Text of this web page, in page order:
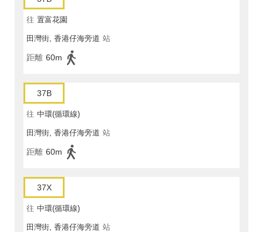
往 置富花園
田灣街, 香港仔海旁道 站
距離 60m
37B
往 中環(循環線)
田灣街, 香港仔海旁道 站
距離 60m
37X
往 中環(循環線)
田灣街, 香港仔海旁道 站